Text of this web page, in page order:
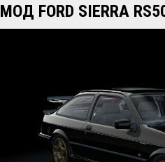
МОД FORD SIERRA